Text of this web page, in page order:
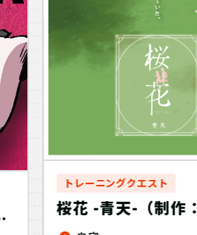
トレーニングクエスト
桜花 -青天-（制作：
NoEscape）